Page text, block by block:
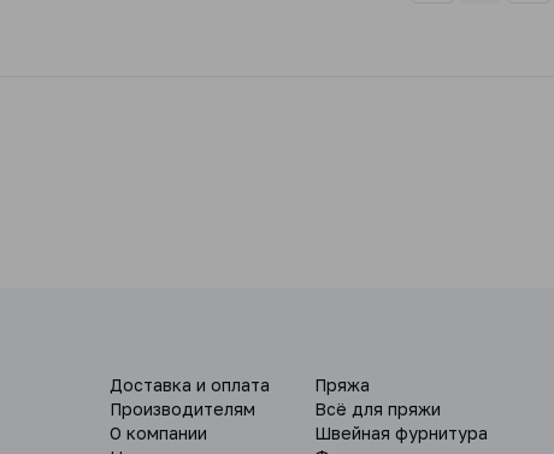
Доставка и оплата
Производителям
О компании
Пряжа
Всё для пряжи
Швейная фурнитура